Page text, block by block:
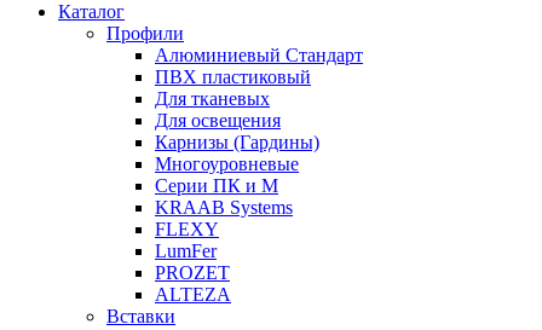
Каталог
Профили
Алюминиевый Стандарт
ПВХ пластиковый
Для тканевых
Для освещения
Карнизы (Гардины)
Многоуровневые
Серии ПК и М
KRAAB Systems
FLEXY
LumFer
PROZET
ALTEZA
Вставки